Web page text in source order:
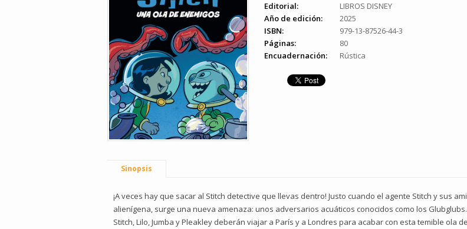
Editorial:
LIBROS DISNEY
Año de edición:
2025
ISBN:
979-13-87526-44-3
Páginas:
80
Encuadernación:
Rústica
Sinopsis
¡A veces hay que sacar al Stitch detective que llevas dentro! Justo cuando el agente Stitch y sus
alienígena, surge una nueva amenaza: unos adversarios acuáticos conocidos como los
Stitch, Lilo, Jumba y Pleakley deberán viajar a París y a Londres para acabar con esta temible ola